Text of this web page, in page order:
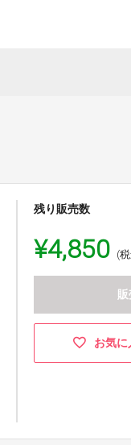
残り販売数
¥4,850 (
お気に